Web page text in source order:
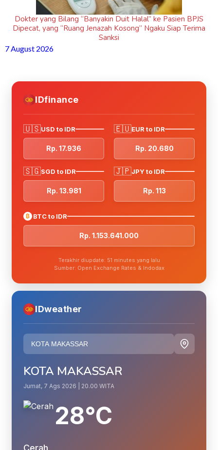
Dokter yang Bilang “Banyakin Duit Halal” ke Pasien BPJS
Dipecat, yang “Ruang Jenazah Kosong” Ngaku Siap Terima
Sanksi
7 August 2026
IDfinance
🇺🇸USD to IDR
Rp. 17.936
🇪🇺EUR to IDR
Rp. 20.680
🇸🇬SGD to IDR
Rp. 13.981
🇯🇵JPY to IDR
Rp. 113
₿ BTC to IDR
Rp. 1.153.641.000
Terakhir diupdate: 51 minutes yang lalu
Sumber: Open Exchange Rates & Indodax
IDweather
KOTA MAKASSAR
Jumat, 7 Ags 2026 | 20.00 WITA
28°C
Cerah